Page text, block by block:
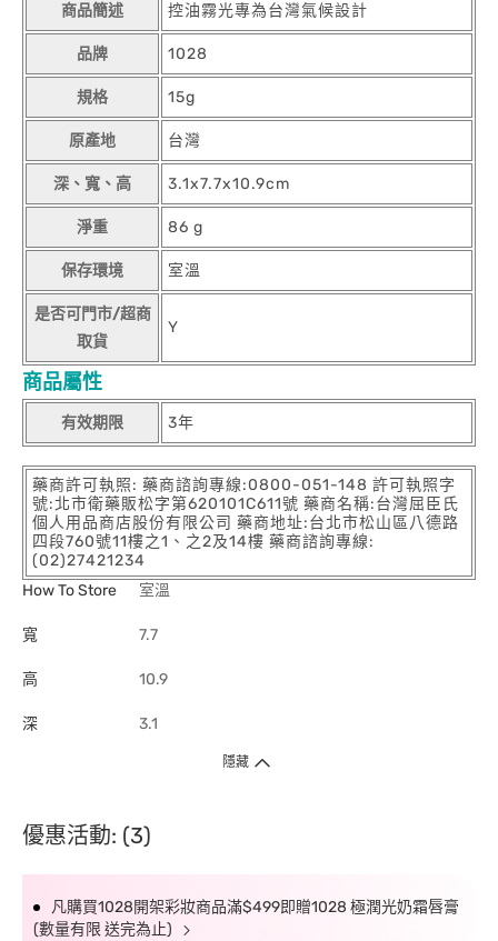
商品簡述 控油霧光專為台灣氣候設計
品牌 1028
規格 15g
原產地 台灣
深、寬、高 3.1x7.7x10.9cm
淨重 86 g
保存環境 室溫
是否可門市/超商
取貨
Y
商品屬性
有效期限 3年
藥商許可執照: 藥商諮詢專線:0800-051-148 許可執照字
號:北市衛藥販松字第620101C611號 藥商名稱:台灣屈臣氏
個人用品商店股份有限公司 藥商地址:台北市松山區八德路
四段760號11樓之1、之2及14樓 藥商諮詢專線:
(02)27421234
How To Store
室溫
寬 7.7
高 10.9
深 3.1
隱藏
優惠活動: (3)
凡購買1028開架彩妝商品滿$499即贈1028 極潤光奶霜唇膏
(數量有限 送完為止)